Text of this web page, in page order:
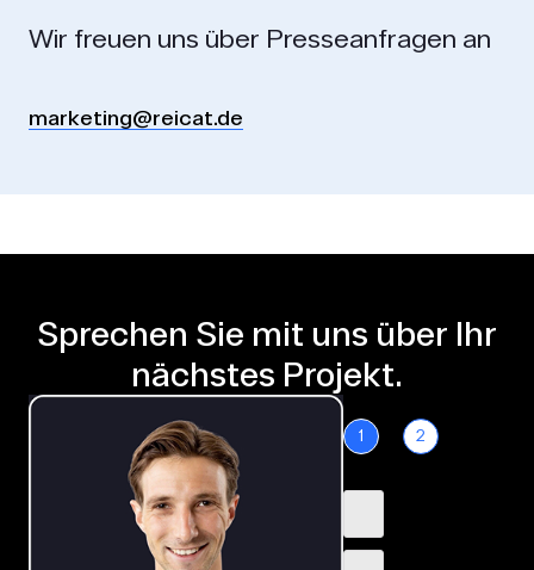
Wir freuen uns über Presseanfragen an
marketing@reicat.de
Sprechen Sie mit uns über Ihr
nächstes Projekt.
1 2